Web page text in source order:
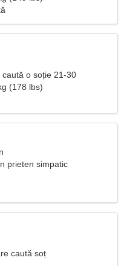
o soție 21-30
(178 lbs)
prieten simpatic
caută soț